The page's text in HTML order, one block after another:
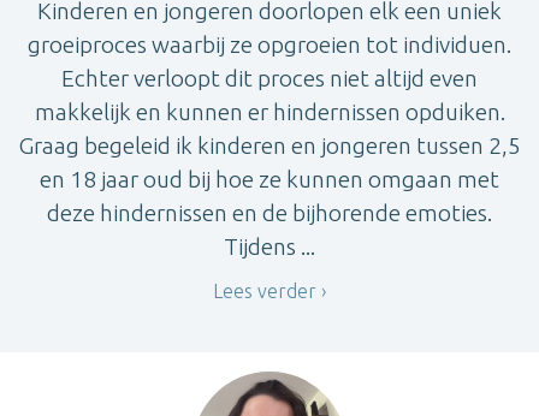
Kinderen en jongeren doorlopen elk een uniek
groeiproces waarbij ze opgroeien tot individuen.
Echter verloopt dit proces niet altijd even
makkelijk en kunnen er hindernissen opduiken.
Graag begeleid ik kinderen en jongeren tussen 2,5
en 18 jaar oud bij hoe ze kunnen omgaan met
deze hindernissen en de bijhorende emoties.
Tijdens ...
Lees verder